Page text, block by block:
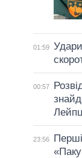
01:59
00:57
23:56